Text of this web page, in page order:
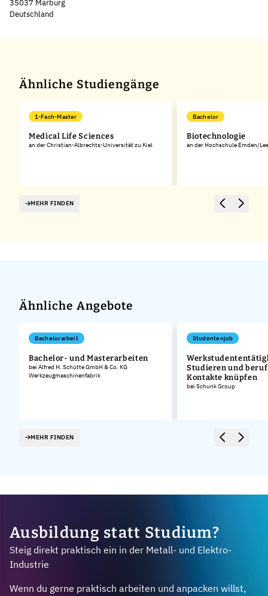
35037 Marburg
Deutschland
Ähnliche Studiengänge
1-Fach-Master
Medical Life Sciences
an der Christian-Albrechts-Universität zu Kiel
Bachelor
Biotechnologie
an der Hochschule Emden/
MEHR FINDEN
Ähnliche Angebote
Bachelorarbeit
Bachelor- und Masterarbeiten
bei Alfred H. Schütte GmbH & Co. KG
Werkzeugmaschinenfabrik
Studentenjob
Studieren und
Kontakte knüpfen
bei Schunk Group
MEHR FINDEN
Ausbildung statt Studium?
Steig direkt praktisch ein in der Metall- und Elektro-
Industrie
Wenn du gerne praktisch arbeiten und anpacken willst,